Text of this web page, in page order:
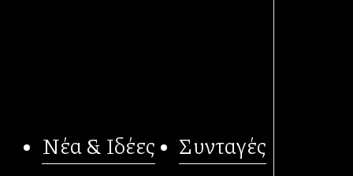
Νέα & Ιδέες Συνταγές